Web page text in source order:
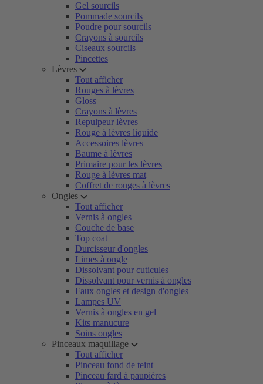
Gel sourcils
Pommade sourcils
Poudre pour sourcils
Crayons à sourcils
Ciseaux sourcils
Pincettes
Lèvres
Tout afficher
Rouges à lèvres
Gloss
Crayons à lèvres
Repulpeur lèvres
Rouge à lèvres liquide
Accessoires lèvres
Baume à lèvres
Primaire pour les lèvres
Rouge à lèvres mat
Coffret de rouges à lèvres
Ongles
Tout afficher
Vernis à ongles
Couche de base
Top coat
Durcisseur d'ongles
Limes à ongle
Dissolvant pour cuticules
Dissolvant pour vernis à ongles
Faux ongles et design d'ongles
Lampes UV
Vernis à ongles en gel
Kits manucure
Soins ongles
Pinceaux maquillage
Tout afficher
Pinceau fond de teint
Pinceau fard à paupières